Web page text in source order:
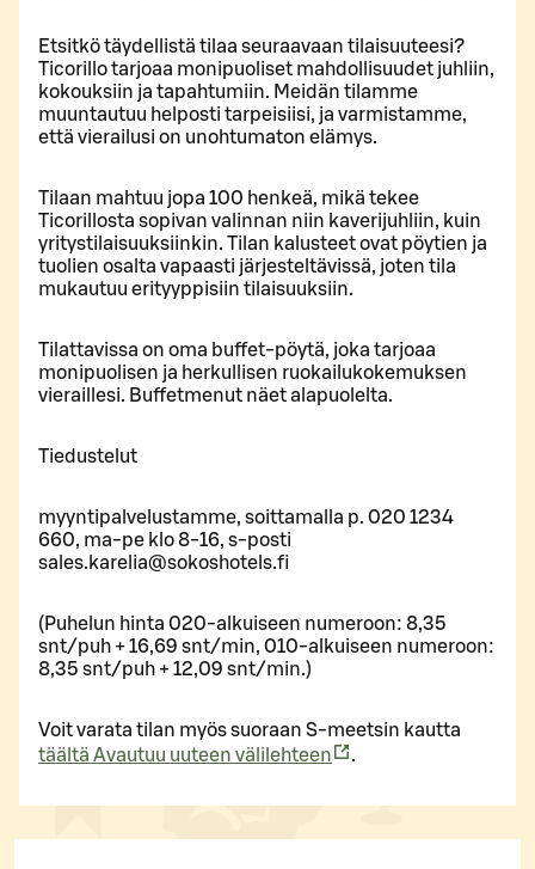
Etsitkö täydellistä tilaa seuraavaan tilaisuuteesi?
Ticorillo tarjoaa monipuoliset mahdollisuudet juhliin,
kokouksiin ja tapahtumiin. Meidän tilamme
muuntautuu helposti tarpeisiisi, ja varmistamme,
että vierailusi on unohtumaton elämys.
Tilaan mahtuu jopa 100 henkeä, mikä tekee
Ticorillosta sopivan valinnan niin kaverijuhliin, kuin
yritystilaisuuksiinkin. Tilan kalusteet ovat pöytien ja
tuolien osalta vapaasti järjesteltävissä, joten tila
mukautuu erityyppisiin tilaisuuksiin.
Tilattavissa on oma buffet-pöytä, joka tarjoaa
monipuolisen ja herkullisen ruokailukokemuksen
vieraillesi. Buffetmenut näet alapuolelta.
Tiedustelut
myyntipalvelustamme, soittamalla p. 020 1234
660, ma-pe klo 8-16, s-posti
sales.karelia@sokoshotels.fi
(Pu­he­lun hinta 020-al­kui­seen nu­me­roon: 8,35
snt/puh + 16,69 snt/min, 010-al­kui­seen nu­me­roon:
8,35 snt/puh + 12,09 snt/min.)
Voit varata tilan myös suoraan S-meetsin kautta
täältä Avautuu uuteen välilehteen .